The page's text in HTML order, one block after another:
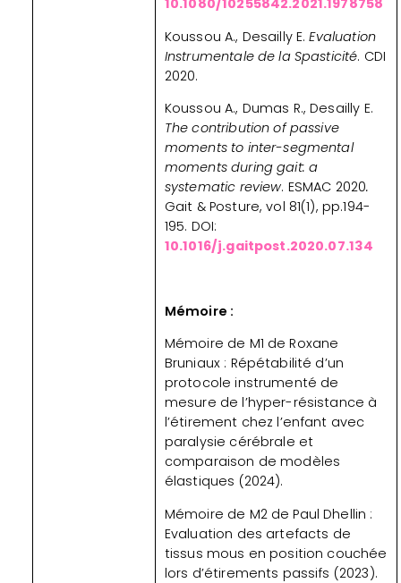
10.1080/10255842.2021.1978758
Koussou A., Desailly E.Evaluation
Instrumentale de la Spasticité. CDI
2020.
Koussou A., Dumas R., Desailly E.
The contribution of passive
moments to inter-segmental
moments during gait: a
systematic review. ESMAC 2020.
Gait & Posture, vol 81(1), pp.194-
195. DOI:
10.1016/j.gaitpost.2020.07.134
Mémoire :
Mémoire de M1 de Roxane
Bruniaux : Répétabilité d’un
protocole instrumenté de
mesure de l’hyper-résistance à
l’étirement chez l’enfant avec
paralysie cérébrale et
comparaison de modèles
élastiques (2024).
Mémoire de M2 de Paul Dhellin :
Evaluation des artefacts de
tissus mous en position couchée
lors d’étirements passifs (2023).